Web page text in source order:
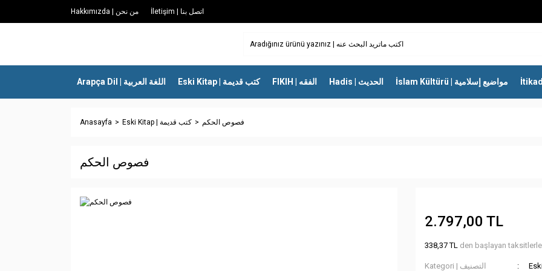
Hakkımızda | من نحن İletişim | اتصل بنا
Arapça Dil | اللغة العربية Eski Kitap | كتب قديمة FIKIH | الفقه Hadis | الحديث İslam Kültürü | مواضيع إسلامية
Anasayfa Eski Kitap | كتب قديمة فصوص الحكم
فصوص الحكم
2.797,00 TL
338,37 TL den başlayan
Kategori | التصنيف